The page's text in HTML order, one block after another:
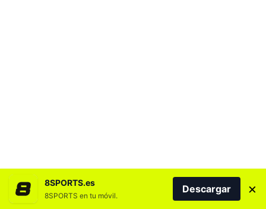
8SPORTS.es
8SPORTS en tu móvil.
Descargar ×